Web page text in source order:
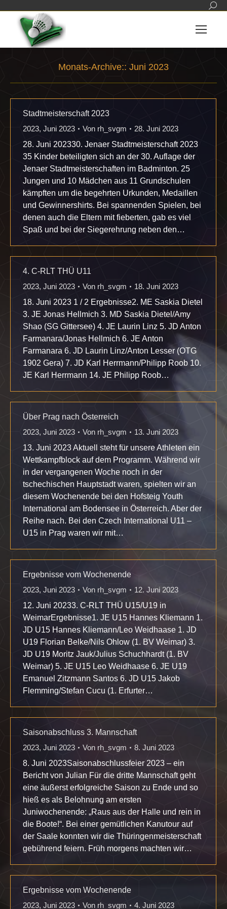
Monats-Archive:: Juni 2023
Stadtmeisterschaft 2023
2023, Juni 2023 Von rh_svgm
28. Juni 2023
28. Juni 202330. Jenaer Stadtmeisterschaft 2023
35 Kinder beteiligten sich an der 30. Auflage der
Jenaer Stadtmeisterschaften im Badminton. 25
Jungen und 10 Mädchen aus 11 Grundschulen
kämpften um die begehrten Urkunden, Medaillen
und Gewinnershirts. Bei spannenden Spielen, bei
denen auch die Eltern mit fieberten, gab es viel
Spaß und bei der Siegerehrung neben den…
4. C-RLT THÜ U11
2023, Juni 2023 Von rh_svgm
18. Juni 2023
18. Juni 2023 1 / 2 Ergebnisse2. ME Saskia Dietel
3. JE Jonas Hellmich 3. MD Saskia Dietel/Amy
Shao (SG Gittersee) 4. JE Laurin Linz 5. JD Anton
Farmanara/Jonas Hellmich 6. JE Anton
Farmanara 6. JD Laurin Linz/Anton Lesser (OTG
1902 Gera) 7. JD Karl Herrmann/Philipp Roob 10.
JE Karl Herrmann 14. JE Philipp Roob…
Über Prag nach Österreich
2023, Juni 2023 Von rh_svgm
13. Juni 2023
13. Juni 2023 Aktuell steht für unsere Athleten ein
Wettkampfblock auf dem Programm. Während wir
in der vergangenen Woche noch in der
tschechischen Hauptstadt waren, spielten wir an
diesem Wochenende bei den Hofsteig Youth
International am Bodensee in Österreich. Aber der
Reihe nach. Bei den Czech International U11 –
U15 in Prag waren wir mit…
Ergebnisse vom Wochenende
2023, Juni 2023 Von rh_svgm
12. Juni 2023
12. Juni 20233. C-RLT THÜ U15/U19 in
WeimarErgebnisse1. JE U15 Hannes Kliemann 1.
JD U15 Hannes Kliemann/Leo Weidhaase 1. JD
U19 Florian Belke/Nils Ohlow (1. BV Weimar) 3.
JD U19 Moritz Jauk/Julius Schuchhardt (1. BV
Weimar) 5. JE U15 Leo Weidhaase 6. JE U19
Emanuel Zitzmann Santos 6. JD U15 Jakob
Flemming/Stefan Cucu (1. Erfurter…
Saisonabschluss 3. Mannschaft
2023, Juni 2023 Von rh_svgm
8. Juni 2023
8. Juni 2023Saisonabschlussfeier 2023 – ein
Bericht von Julian Für die dritte Mannschaft geht
eine äußerst erfolgreiche Saison zu Ende und so
hieß es als Belohnung am ersten
Juniwochenende: „Raus aus der Halle und rein in
die Boote!“. Bei einer gemütlichen Kanutour auf
der Saale konnten wir die Thüringenmeisterschaft
gebührend feiern. Früh morgens machten wir…
Ergebnisse vom Wochenende
2023, Juni 2023 Von rh_svgm 4. Juni 2023